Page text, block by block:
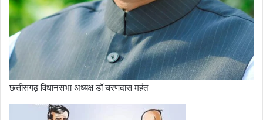
छत्तीसगढ़ विधानसभा अध्यक्ष डॉ चरणदास महंत